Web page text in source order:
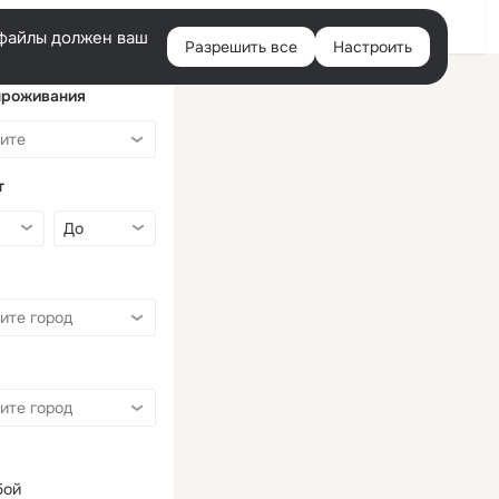
Войти
должен ваш Разрешить все Настроить